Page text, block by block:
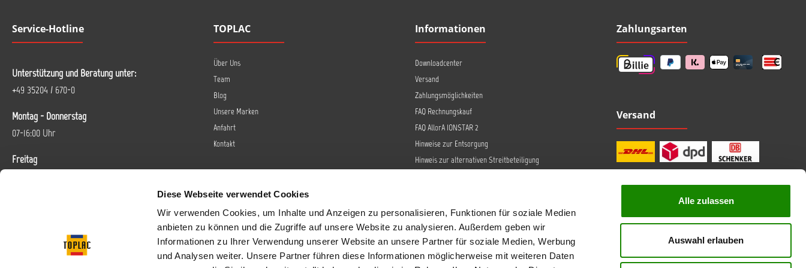
Diese Webseite verwendet Cookies
Wir verwenden Cookies, um Inhalte und Anzeigen zu personalisieren, Funktionen für soziale Medien
anbieten zu können und die Zugriffe auf unsere Website zu analysieren. Außerdem geben wir
Informationen zu Ihrer Verwendung unserer Website an unsere Partner für soziale Medien, Werbung
und Analysen weiter. Unsere Partner führen diese Informationen möglicherweise mit weiteren Daten
Alle zulassen
Auswahl erlauben
Service-Hotline
Unterstützung und Beratung unter:
+49 35204 / 670-0
Montag - Donnerstag
07-16:00 Uhr
Freitag
Vertrag widerrufen
TOPLAC
Über Uns
Team
Blog
Unsere Marken
Anfahrt
Kontakt
Informationen
Downloadcenter
Versand
Zahlungsmöglichkeiten
FAQ Rechnungskauf
FAQ AllorA IONSTAR 2
Hinweise zur Entsorgung
Hinweis zur alternativen Streitbeteiligung
Barrierefreiheit
Datenschutz
AGB
Impressum
Zahlungsarten
Versand
professionelle Beratung
Top Marken
sichere Bezahlung
kostenlose Rücksendung